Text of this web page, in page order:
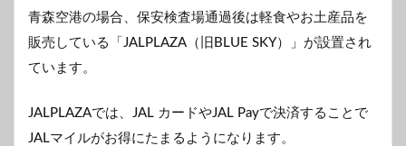
青森空港の場合、保安検査場通過後は軽食やお土産品を
販売している「JALPLAZA（旧BLUE SKY）」が設置され
ています。
JALPLAZAでは、JAL カードやJAL Payで決済することで
JALマイルがお得にたまるようになります。